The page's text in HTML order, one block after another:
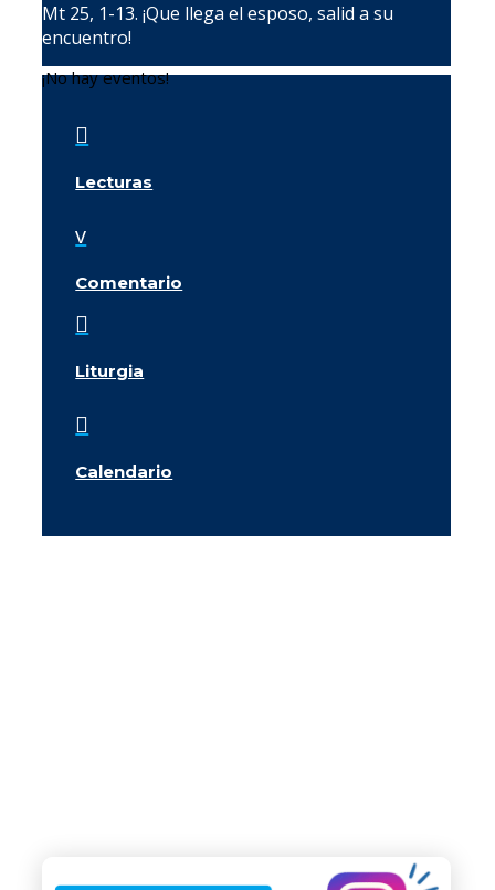
Mt 25, 1-13. ¡Que llega el esposo, salid a su
encuentro!
¡No hay eventos!

Lecturas
v
Comentario

Liturgia

Calendario